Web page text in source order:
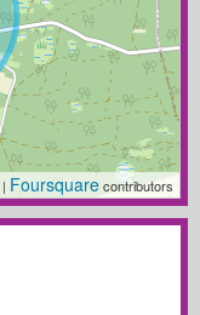
| Foursquarecontributors